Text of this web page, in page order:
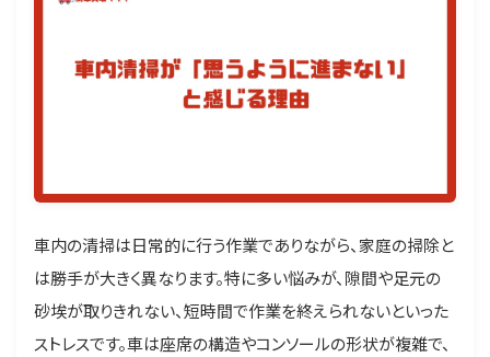
車内の清掃は日常的に行う作業でありながら、家庭の掃除と
は勝手が大きく異なります。特に多い悩みが、隙間や足元の
砂埃が取りきれない、短時間で作業を終えられないといった
ストレスです。車は座席の構造やコンソールの形状が複雑で、